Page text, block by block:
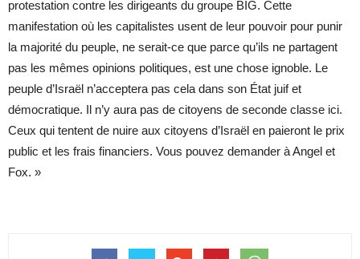
protestation contre les dirigeants du groupe BIG. Cette
manifestation où les capitalistes usent de leur pouvoir pour punir
la majorité du peuple, ne serait-ce que parce qu’ils ne partagent
pas les mêmes opinions politiques, est une chose ignoble. Le
peuple d’Israël n’acceptera pas cela dans son État juif et
démocratique. Il n’y aura pas de citoyens de seconde classe ici.
Ceux qui tentent de nuire aux citoyens d’Israël en paieront le prix
public et les frais financiers. Vous pouvez demander à Angel et
Fox. »